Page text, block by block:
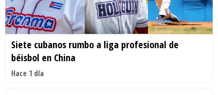
Siete cubanos rumbo a liga profesional de
béisbol en China
Hace 1 día